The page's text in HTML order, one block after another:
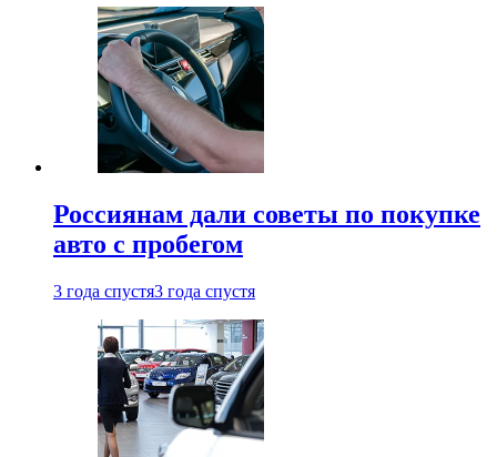
Россиянам дали советы по покупке
авто с пробегом
3 года спустя3 года спустя